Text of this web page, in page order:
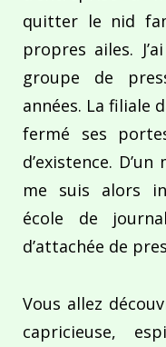
quitter le nid
propres ailes.
groupe de
années. La filiale
fermé ses
d’existence.
me suis alors
école de
d’attachée de
Vous allez
capricieuse,